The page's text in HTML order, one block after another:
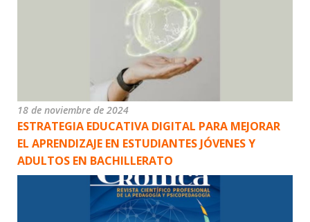
18 de noviembre de 2024
ESTRATEGIA EDUCATIVA DIGITAL PARA MEJORAR
EL APRENDIZAJE EN ESTUDIANTES JÓVENES Y
ADULTOS EN BACHILLERATO